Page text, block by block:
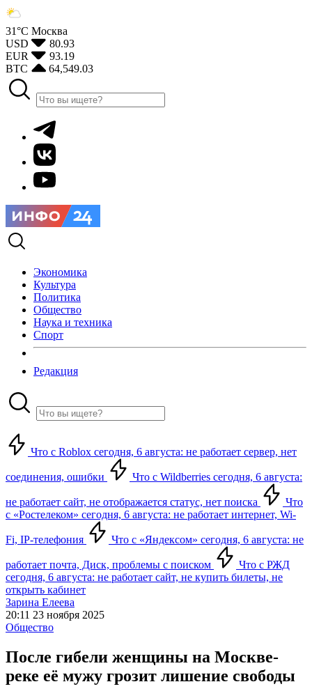
31°С Москва
USD
80.93
EUR
93.19
BTC
64,549.03
Экономика
Культура
Политика
Общество
Наука и техника
Спорт
Редакция
Что с Roblox сегодня, 6 августа: не работает сервер, нет
соединения, ошибки Что с Wildberries сегодня, 6 августа:
не работает сайт, не отображается статус, нет поиска
Что
с «Ростелеком» сегодня, 6 августа: не работает интернет, Wi-
Fi, IP-телефония Что с «Яндексом» сегодня, 6 августа: не
работает почта, Диск, проблемы с поиском
Что с РЖД
сегодня, 6 августа: не работает сайт, не купить билеты, не
открыть кабинет
Зарина Елеева
20:11 23 ноября 2025
Общество
После гибели женщины на Москве-
реке её мужу грозит лишение свободы